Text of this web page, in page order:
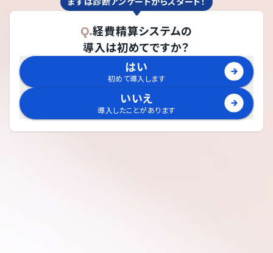
Q.経費精算システムの
導入は初めてですか？
はい
初めて導入します
いいえ
導入したことがあります